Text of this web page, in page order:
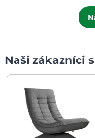
Naši zákazníci